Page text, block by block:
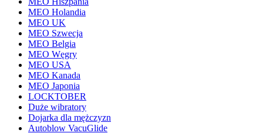
MEO Holandia
MEO UK
MEO Szwecja
MEO Belgia
MEO Węgry
MEO USA
MEO Kanada
MEO Japonia
LOCKTOBER
Duże wibratory
Dojarka dla mężczyzn
Autoblow VacuGlide